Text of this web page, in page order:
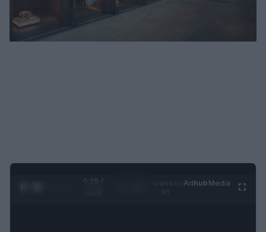
0:29 /
Adhub Media